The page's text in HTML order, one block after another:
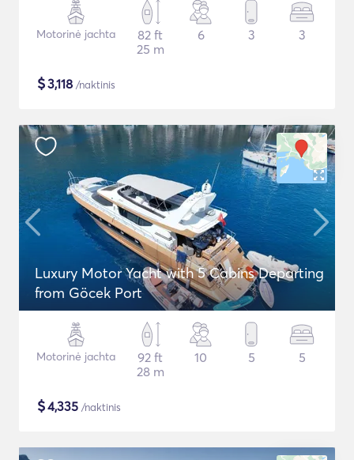
Motorinė jachta
82 ft
25 m
6 3 3
$3,118 /naktinis
Luxury Motor Yacht with 5 Cabins Departing
from Göcek Port
Motorinė jachta
92 ft
28 m
10 5 5
$4,335 /naktinis